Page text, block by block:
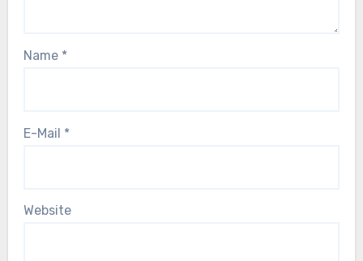
Name *
E-Mail *
Website